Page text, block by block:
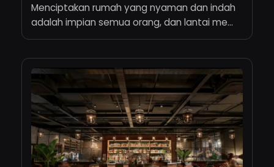
Menciptakan rumah yang nyaman dan indah
adalah impian semua orang, dan lantai me...